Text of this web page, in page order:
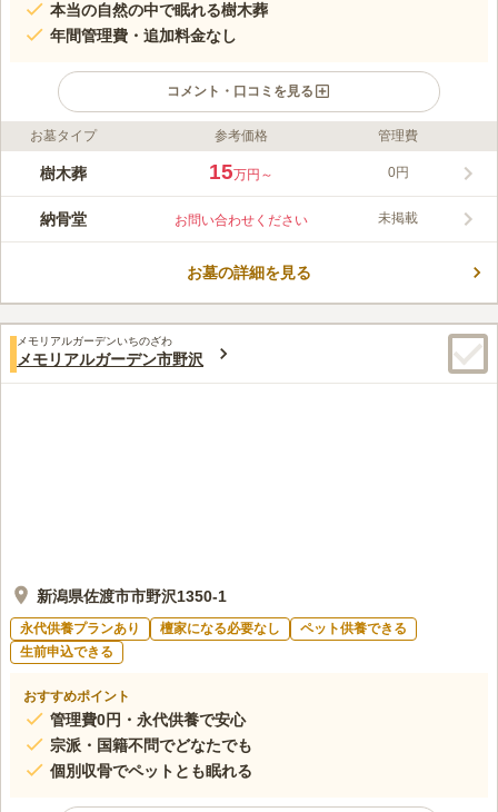
本当の自然の中で眠れる樹木葬
年間管理費・追加料金なし
コメント・口コミを見る
ライフドット編集部のコメント
四季折々の自然の移ろいを感じることが境内には、樹木葬エリア
寺院墓地です。葬儀から納骨・法要まで一貫して任せられるの
で、残された家族に負担もかかりません。また食事処もあるので
祈願などの祈祷も受け付けており、地域に密着した格式高いお寺
この霊園はまだ誰からも評価されていません。
お墓タイプ 参考価格 管理費
樹木葬 15万円～ 0円
納骨堂 お問い合わせください 未掲載
お墓の詳細を見る
メモリアルガーデンいちのざわ
メモリアルガーデン市野沢
新潟県佐渡市市野沢1350-1
永代供養プランあり 檀家になる必要なし
ペット供養できる
生前申込できる
おすすめポイント
管理費0円・永代供養で安心
宗派・国籍不問でどなたでも
個別収骨でペットとも眠れる